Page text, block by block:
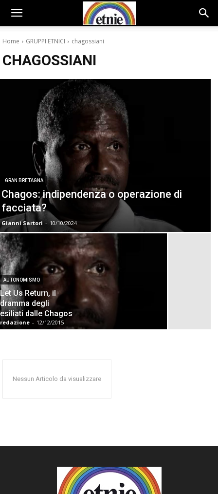
Home GRUPPI ETNICI chagossiani
CHAGOSSIANI
GRAN BRETAGNA
Chagos: indipendenza o operazione di
facciata?
Gianni Sartori - 10/10/2024
AUTONOMISMO
Let Us Return, il
dramma degli
esiliati dalle Chagos
redazione - 12/12/2015
Nessun Articolo da visualizzare